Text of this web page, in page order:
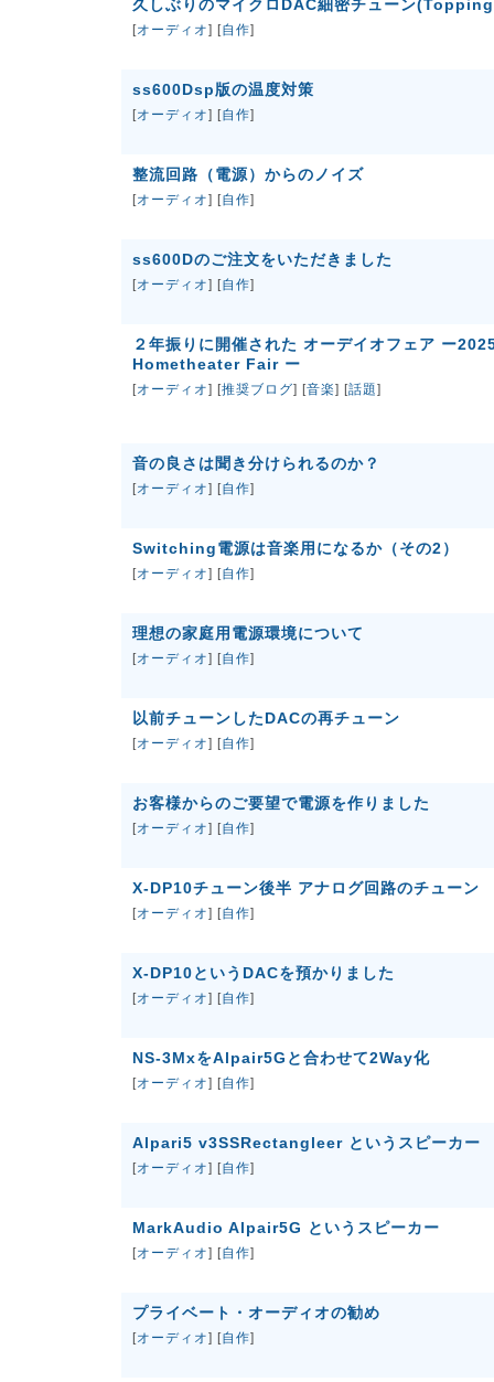
久しぶりのマイクロDAC細密チューン
[オーディオ] [自作]
ss600Dsp版の温度対策
[オーディオ] [自作]
整流回路（電源）からのノイズ
[オーディオ] [自作]
ss600Dのご注文をいただきました
[オーディオ] [自作]
２年振りに開催された オーデイオフェア ー
Hometheater Fair ー
[オーディオ] [推奨ブログ] [音楽] [話題]
音の良さは聞き分けられるのか？
[オーディオ] [自作]
Switching電源は音楽用になるか（その2）
[オーディオ] [自作]
理想の家庭用電源環境について
[オーディオ] [自作]
以前チューンしたDACの再チューン
[オーディオ] [自作]
お客様からのご要望で電源を作りました
[オーディオ] [自作]
X-DP10チューン後半 アナログ回路のチューン
[オーディオ] [自作]
X-DP10というDACを預かりました
[オーディオ] [自作]
NS-3MxをAlpair5Gと合わせて2Way化
[オーディオ] [自作]
Alpari5 v3SSRectangleer というスピーカー
[オーディオ] [自作]
MarkAudio Alpair5G というスピーカー
[オーディオ] [自作]
プライベート・オーディオの勧め
[オーディオ] [自作]